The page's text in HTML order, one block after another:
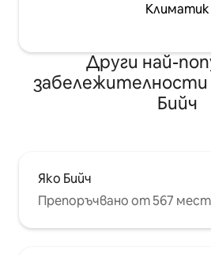
Климатик
Други най-
забележителности
Бийч
Яко Бийч
Препоръчвано от 567